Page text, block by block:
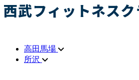
高田馬場
所沢